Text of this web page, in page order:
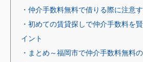
・仲介手数料無料で借りる際に注意
・初めての賃貸探しで仲介手数料を
イント
・まとめ～福岡市で仲介手数料無料